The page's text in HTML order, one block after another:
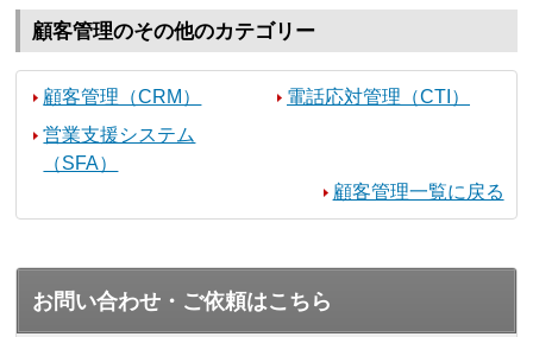
顧客管理のその他のカテゴリー
顧客管理（CRM）
電話応対管理（CTI）
営業支援システム
（SFA）
顧客管理一覧に戻る
お問い合わせ・ご依頼はこちら